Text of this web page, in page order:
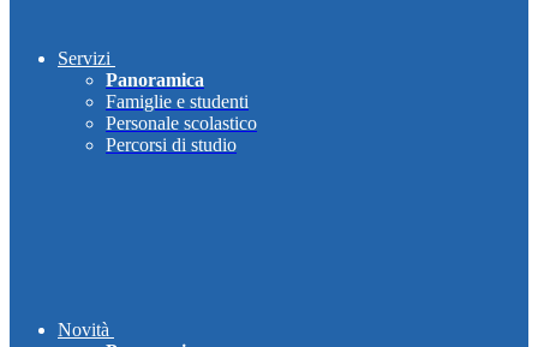
Servizi
Panoramica
Famiglie e studenti
Personale scolastico
Percorsi di studio
Novità